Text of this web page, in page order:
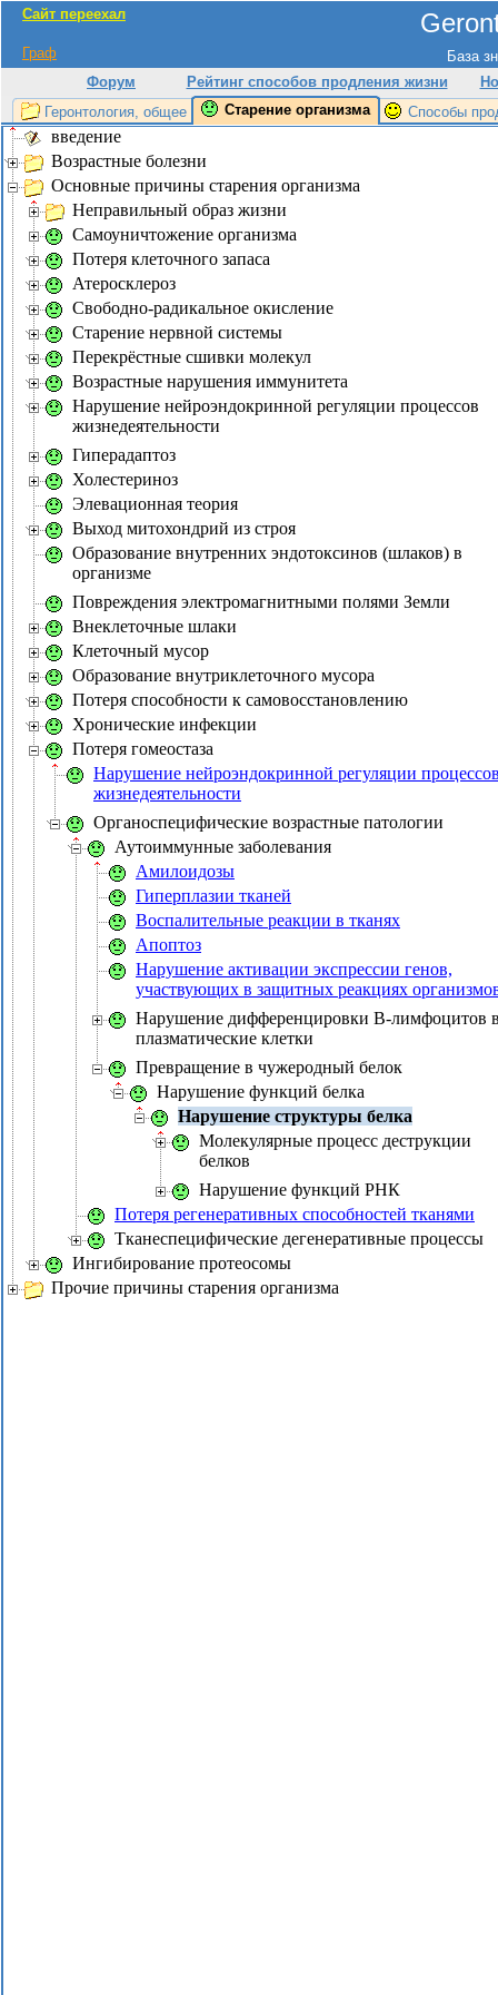
Сайт переехал
База
Граф
Форум
Рейтинг способов продления жизни
Геронтология, общее
Старение организма Способы
введение
Возрастные болезни
Основные причины старения организма
Неправильный образ жизни
Самоуничтожение организма
Потеря клеточного запаса
Атеросклероз
Свободно-радикальное окисление
Старение нервной системы
Перекрёстные сшивки молекул
Возрастные нарушения иммунитета
Нарушение нейроэндокринной регуляции процессов
жизнедеятельности
Гиперадаптоз
Холестериноз
Элевационная теория
Выход митохондрий из строя
Образование внутренних эндотоксинов (шлаков) в
организме
Повреждения электромагнитными полями Земли
Внеклеточные шлаки
Клеточный мусор
Образование внутриклеточного мусора
Потеря способности к самовосстановлению
Хронические инфекции
Потеря гомеостаза
Нарушение нейроэндокринной регуляции
жизнедеятельности
Органоспецифические возрастные патологии
Аутоиммунные заболевания
Амилоидозы
Гиперплазии тканей
Воспалительные реакции в тканях
Апоптоз
Нарушение активации экспрессии генов,
участвующих в защитных реакциях
Нарушение дифференцировки B-лимфоцитов
плазматические клетки
Превращение в чужеродный белок
Нарушение функций белка
Нарушение структуры белка
Молекулярные процесс деструкции
белков
Нарушение функций РНК
Потеря регенеративных способностей тканями
Тканеспецифические дегенеративные процессы
Ингибирование протеосомы
Прочие причины старения организма